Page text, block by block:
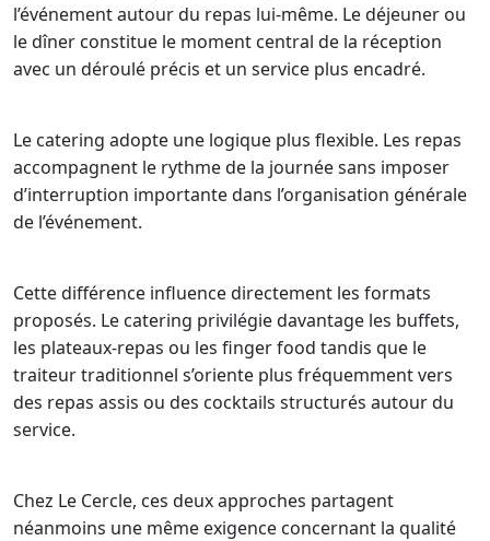
l’événement autour du repas lui-même. Le déjeuner ou
le dîner constitue le moment central de la réception
avec un déroulé précis et un service plus encadré.
Le catering adopte une logique plus flexible. Les repas
accompagnent le rythme de la journée sans imposer
d’interruption importante dans l’organisation générale
de l’événement.
Cette différence influence directement les formats
proposés. Le catering privilégie davantage les buffets,
les plateaux-repas ou les finger food tandis que le
traiteur traditionnel s’oriente plus fréquemment vers
des repas assis ou des cocktails structurés autour du
service.
Chez Le Cercle, ces deux approches partagent
néanmoins une même exigence concernant la qualité